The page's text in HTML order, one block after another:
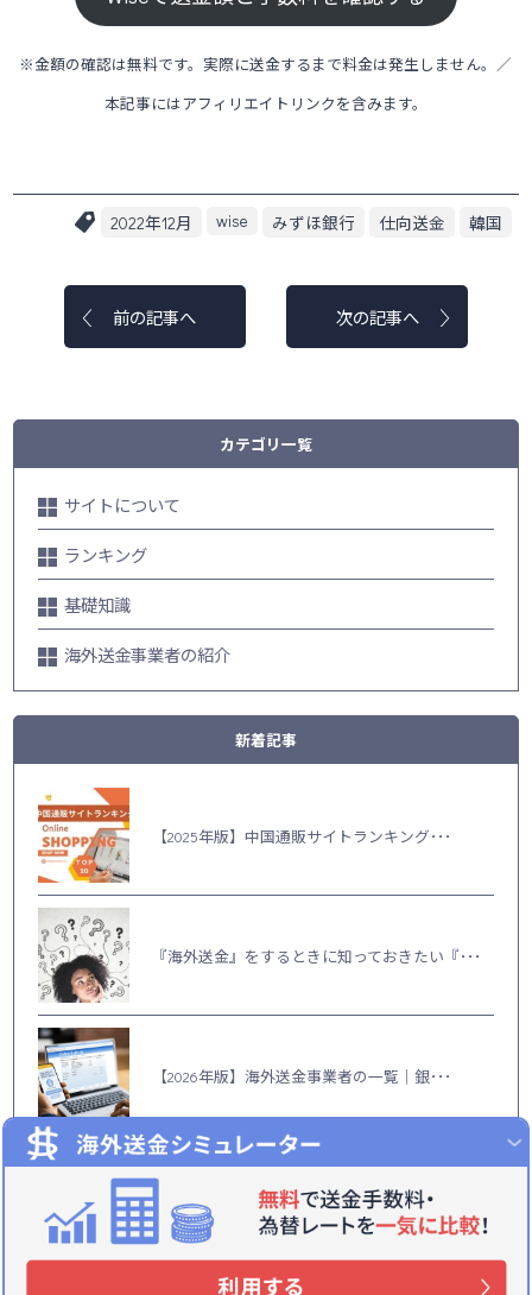
※金額の確認は無料です。実際に送金するまで料金は発生しません。／
本記事にはアフィリエイトリンクを含みます。
2022年12月 wise みずほ銀行 仕向送金 韓国
前の記事へ 次の記事へ
カテゴリ一覧
サイトについて
ランキング
基礎知識
海外送金事業者の紹介
新着記事
【2025年版】中国通販サイトランキング･･･
『海外送金』をするときに知っておきたい『･･･
【2026年版】海外送金事業者の一覧｜銀･･･
【Q＆A】海外送金とは？送金できない国・･･･